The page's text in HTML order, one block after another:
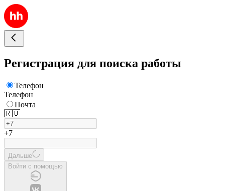
Регистрация для поиска работы
Телефон
Телефон
Почта
🇷🇺
+7
Дальше
Войти с помощью